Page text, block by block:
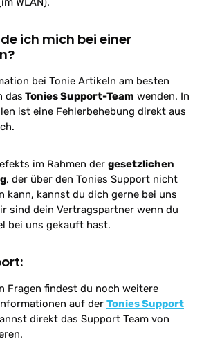
ich mich bei einer
bei Tonie Artikeln am besten
das Tonies Support-Team wenden. In
ist eine Fehlerbehebung direkt aus
im Rahmen der gesetzlichen
, der über den Tonies Support nicht
kann, kannst du dich gerne bei uns
sind dein Vertragspartner wenn du
bei uns gekauft hast.
Fragen findest du noch weitere
auf der Tonies Support
direkt das Support Team von